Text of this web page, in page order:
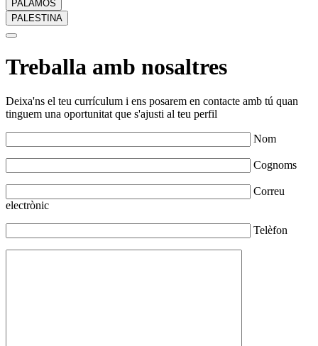
PALAMÓS
PALESTINA
Treballa amb nosaltres
Deixa'ns el teu currículum i ens posarem en contacte amb tú quan
tinguem una oportunitat que s'ajusti al teu perfil
Nom
Cognoms
Correu
electrònic
Telèfon